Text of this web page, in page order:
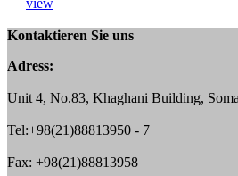
Kontaktieren Sie uns
Adress:
Unit 4, No.83, Khaghani Building,
Tel:+98(21)88813950 - 7
Fax: +98(21)88813958